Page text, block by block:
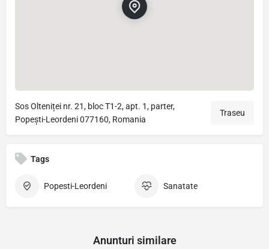
Sos Olteniței nr. 21, bloc T1-2, apt. 1, parter,
Popești-Leordeni 077160, Romania
Traseu
Tags
Popesti-Leordeni Sanatate
Anunturi similare